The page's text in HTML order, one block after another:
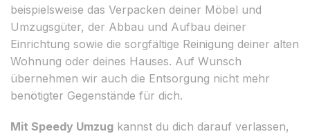
beispielsweise das Verpacken deiner Möbel und
Umzugsgüter, der Abbau und Aufbau deiner
Einrichtung sowie die sorgfältige Reinigung deiner alten
Wohnung oder deines Hauses. Auf Wunsch
übernehmen wir auch die Entsorgung nicht mehr
benötigter Gegenstände für dich.
Mit Speedy Umzug kannst du dich darauf verlassen,